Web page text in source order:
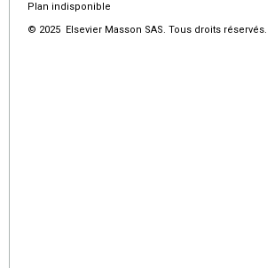
Plan indisponible
© 2025 Elsevier Masson SAS. Tous droits réservés.